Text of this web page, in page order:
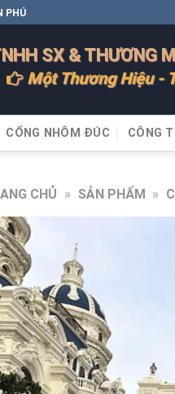
PHÚ
SX & THƯƠNG
Một Thương Hiệu -
CỔNG NHÔM ĐÚC CÔNG
CHỦ » SẢN PHẨM »